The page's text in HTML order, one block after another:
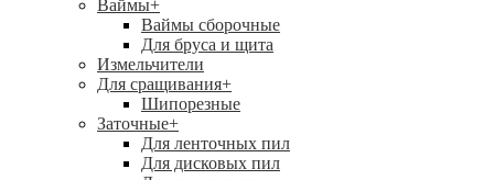
Ваймы+
Ваймы сборочные
Для бруса и щита
Измельчители
Для сращивания+
Шипорезные
Заточные+
Для ленточных пил
Для дисковых пил